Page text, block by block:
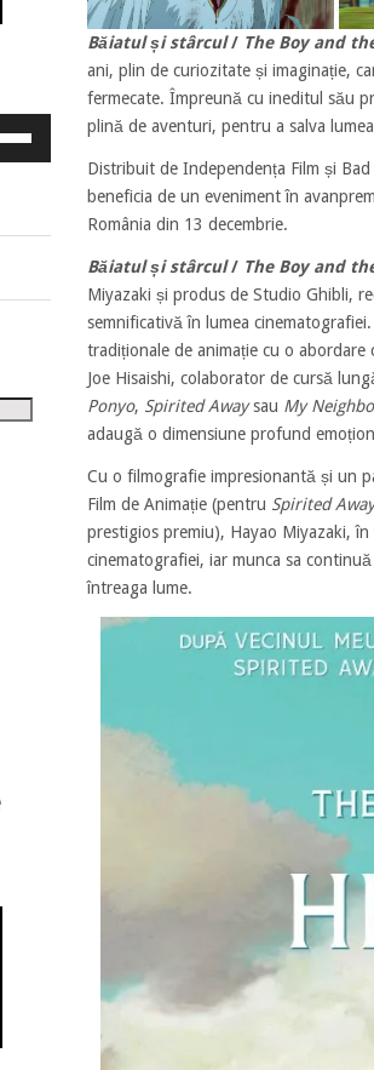
Băiatul și stârcul/ The Boy and
ani, plin de curiozitate și imaginație,
fermecate. Împreună cu ineditul său
plină de aventuri, pentru a salva
Distribuit de Independența Film și Bad
beneficia de un eveniment în
România din 13 decembrie.
Băiatul și stârcul/ The Boy and
Miyazaki și produs de Studio Ghibli,
semnificativă în lumea
tradiționale de animație cu o
Joe Hisaishi, colaborator de cursă
Ponyo, Spirited Awaysau My
adaugă o dimensiune profund
Cu o filmografie impresionantă și un
Film de Animație (pentru Spirited Away
prestigios premiu), Hayao Miyazaki,
cinematografiei, iar munca sa
întreaga lume.